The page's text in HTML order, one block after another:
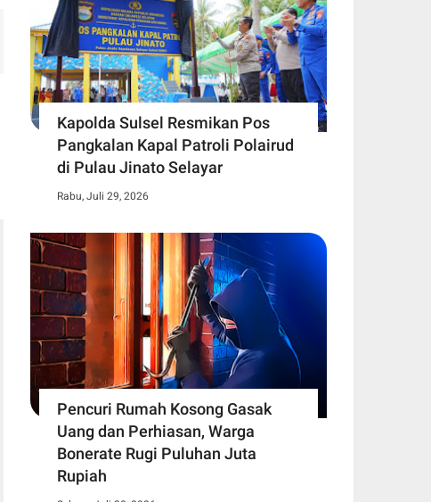
Kapolda Sulsel Resmikan Pos
Pangkalan Kapal Patroli Polairud
di Pulau Jinato Selayar
Rabu, Juli 29, 2026
Pencuri Rumah Kosong Gasak
Uang dan Perhiasan, Warga
Bonerate Rugi Puluhan Juta
Rupiah